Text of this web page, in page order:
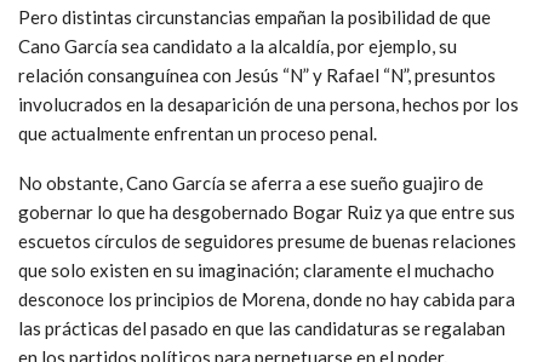
Pero distintas circunstancias empañan la posibilidad de que
Cano García sea candidato a la alcaldía, por ejemplo, su
relación consanguínea con Jesús “N” y Rafael “N”, presuntos
involucrados en la desaparición de una persona, hechos por los
que actualmente enfrentan un proceso penal.
No obstante, Cano García se aferra a ese sueño guajiro de
gobernar lo que ha desgobernado Bogar Ruiz ya que entre sus
escuetos círculos de seguidores presume de buenas relaciones
que solo existen en su imaginación; claramente el muchacho
desconoce los principios de Morena, donde no hay cabida para
las prácticas del pasado en que las candidaturas se regalaban
en los partidos políticos para perpetuarse en el poder.